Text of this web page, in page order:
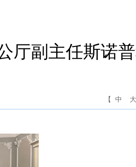
厅副主任斯诺
【 中 大